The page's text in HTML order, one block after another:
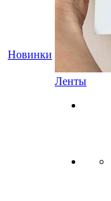
Новинки
Ленты